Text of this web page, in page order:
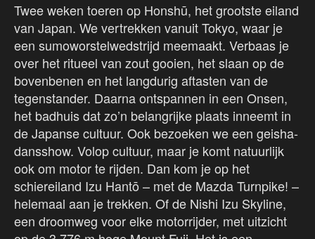
Twee weken toeren op Honshū, het grootste eiland
van Japan. We vertrekken vanuit Tokyo, waar je
een sumoworstelwedstrijd meemaakt. Verbaas je
over het ritueel van zout gooien, het slaan op de
bovenbenen en het langdurig aftasten van de
tegenstander. Daarna ontspannen in een Onsen,
het badhuis dat zo’n belangrijke plaats inneemt in
de Japanse cultuur. Ook bezoeken we een geisha-
dansshow. Volop cultuur, maar je komt natuurlijk
ook om motor te rijden. Dan kom je op het
schiereiland Izu Hantō – met de Mazda Turnpike! –
helemaal aan je trekken. Of de Nishi Izu Skyline,
een droomweg voor elke motorrijder, met uitzicht